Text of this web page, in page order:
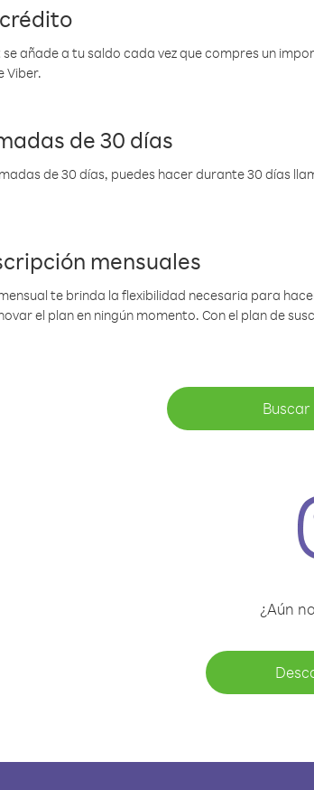
añade a tu saldo cada vez que compres un
Viber.
de 30 días
de 30 días, puedes hacer durante 30 días
mensuales
te brinda la flexibilidad necesaria para
el plan en ningún momento. Con el plan de
¿Aún